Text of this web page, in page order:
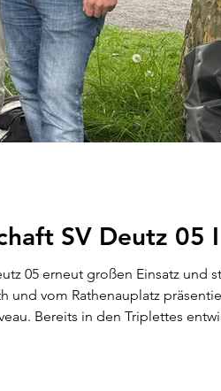
SV Deutz 05 I
05 erneut großen Einsatz und
vom Rathenauplatz
Bereits in den Triplettes